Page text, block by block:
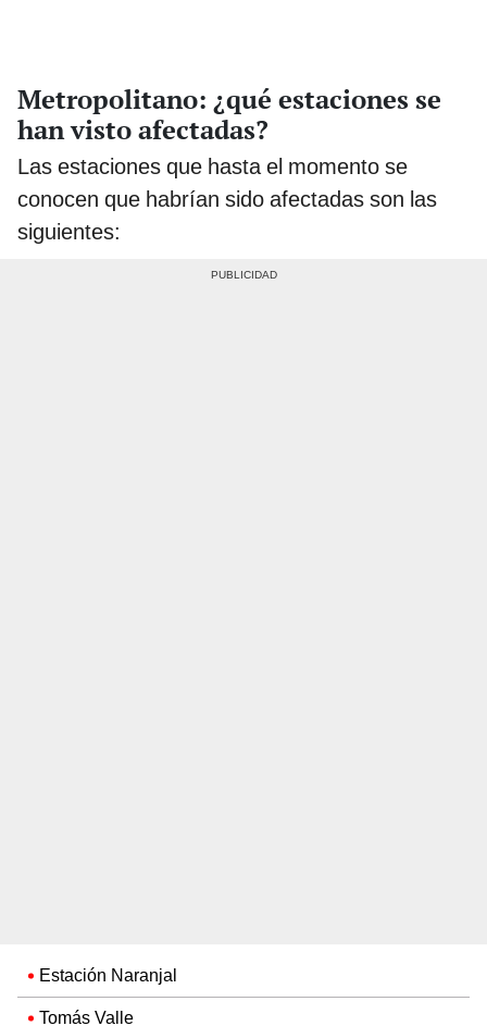
Metropolitano: ¿qué estaciones se
han visto afectadas?
Las estaciones que hasta el momento se
conocen que habrían sido afectadas son las
siguientes:
Estación Naranjal
Tomás Valle